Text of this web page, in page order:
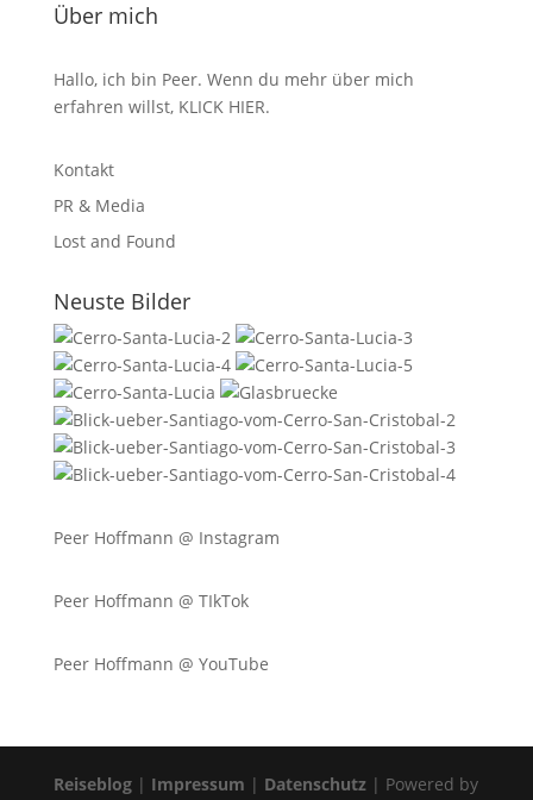
Über mich
Hallo, ich bin Peer. Wenn du mehr über mich
erfahren willst, KLICK HIER.
Kontakt
PR & Media
Lost and Found
Neuste Bilder
Peer Hoffmann @ Instagram
Peer Hoffmann @ TIkTok
Peer Hoffmann @ YouTube
Reiseblog | Impressum | Datenschutz | Powered by